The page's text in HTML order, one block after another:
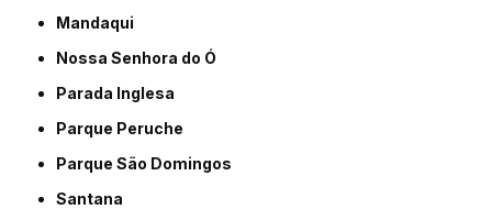
Mandaqui
Nossa Senhora do Ó
Parada Inglesa
Parque Peruche
Parque São Domingos
Santana